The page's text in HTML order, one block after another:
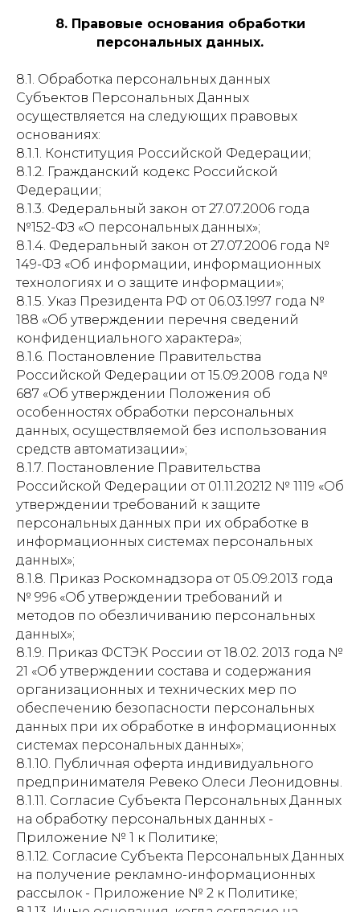
8. Правовые основания обработки
персональных данных.
8.1. Обработка персональных данных
Субъектов Персональных Данных
осуществляется на следующих правовых
основаниях:
8.1.1. Конституция Российской Федерации;
8.1.2. Гражданский кодекс Российской
Федерации;
8.1.3. Федеральный закон от 27.07.2006 года
№152-ФЗ «О персональных данных»;
8.1.4. Федеральный закон от 27.07.2006 года №
149-ФЗ «Об информации, информационных
технологиях и о защите информации»;
8.1.5. Указ Президента РФ от 06.03.1997 года №
188 «Об утверждении перечня сведений
конфиденциального характера»;
8.1.6. Постановление Правительства
Российской Федерации от 15.09.2008 года №
687 «Об утверждении Положения об
особенностях обработки персональных
данных, осуществляемой без использования
средств автоматизации»;
8.1.7. Постановление Правительства
Российской Федерации от 01.11.20212 № 1119 «Об
утверждении требований к защите
персональных данных при их обработке в
информационных системах персональных
данных»;
8.1.8. Приказ Роскомнадзора от 05.09.2013 года
№ 996 «Об утверждении требований и
методов по обезличиванию персональных
данных»;
8.1.9. Приказ ФСТЭК России от 18.02. 2013 года №
21 «Об утверждении состава и содержания
организационных и технических мер по
обеспечению безопасности персональных
данных при их обработке в информационных
системах персональных данных»;
8.1.10. Публичная оферта индивидуального
предпринимателя Ревеко Олеси Леонидовны.
8.1.11. Согласие Субъекта Персональных Данных
на обработку персональных данных -
Приложение № 1 к Политике;
8.1.12. Согласие Субъекта Персональных Данных
на получение рекламно-информационных
рассылок - Приложение № 2 к Политике;